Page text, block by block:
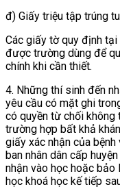
đ) Giấy triệu tập trúng
Các giấy tờ quy định tại
được trường dùng để
chính khi cần thiết.
4. Những thí sinh đến
yêu cầu có mặt ghi
có quyền từ chối không
trường hợp bất khả
giấy xác nhận của
ban nhân dân cấp
nhận vào học hoặc
học khoá học kế tiếp